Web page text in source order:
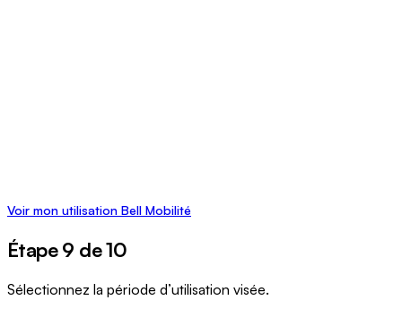
Voir mon utilisation Bell Mobilité
Étape 9 de 10
Sélectionnez la période d’utilisation visée.